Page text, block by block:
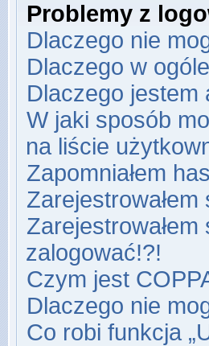
Problemy z
Dlaczego nie
Dlaczego w
Dlaczego jestem
W jaki sposób
na liście
Zapomniałem
zalogować!?!
Czym jest
Dlaczego nie
Co robi funkcja